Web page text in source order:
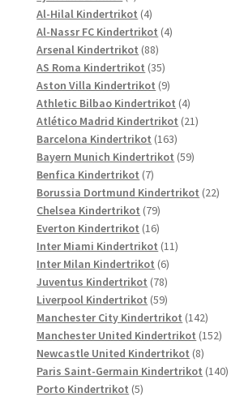
Produkte
Al-Hilal Kindertrikot 44
Produkte
Al-Nassr FC Kindertrikot 44
Arsenal Kindertrikot 8888
Produkte
AS Roma Kindertrikot 3535
Produkte
Aston Villa Kindertrikot 99
Produkte
Athletic Bilbao Kindertrikot 44
Produkte
Atlético Madrid Kindertrikot 2121
Barcelona Kindertrikot 163163
Produkte
Bayern Munich Kindertrikot 5959
Benfica Kindertrikot 77
Produkte
Borussia Dortmund Kindertrikot 2222
Chelsea Kindertrikot 7979
Produkte
Everton Kindertrikot 1616
Produkte
Inter Miami Kindertrikot 1111
Inter Milan Kindertrikot 66
Produkte
Juventus Kindertrikot 7878
Produkte
Liverpool Kindertrikot 5959
Produkte
Manchester City Kindertrikot 142142
Produkte
Manchester United Kindertrikot 152152
Newcastle United Kindertrikot 88
Produkte
Paris Saint-Germain Kindertrikot 140140
Porto Kindertrikot 55